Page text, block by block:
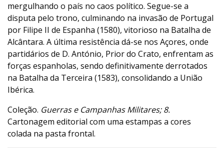
mergulhando o país no caos político. Segue-se a
disputa pelo trono, culminando na invasão de Portugal
por Filipe II de Espanha (1580), vitorioso na Batalha de
Alcântara. A última resistência dá-se nos Açores, onde
partidários de D. António, Prior do Crato, enfrentam as
forças espanholas, sendo definitivamente derrotados
na Batalha da Terceira (1583), consolidando a União
Ibérica.
Coleção. Guerras e Campanhas Militares; 8.
Cartonagem editorial com uma estampas a cores
colada na pasta frontal.